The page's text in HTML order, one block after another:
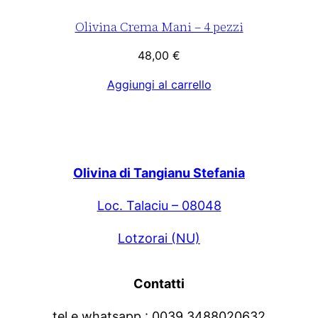
Olivina Crema Mani – 4 pezzi
48,00 €
Aggiungi al carrello
Olivina di Tangianu Stefania
Loc. Talaciu – 08048
Lotzorai (NU)
Contatti